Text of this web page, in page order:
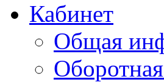
Кабинет
Общая